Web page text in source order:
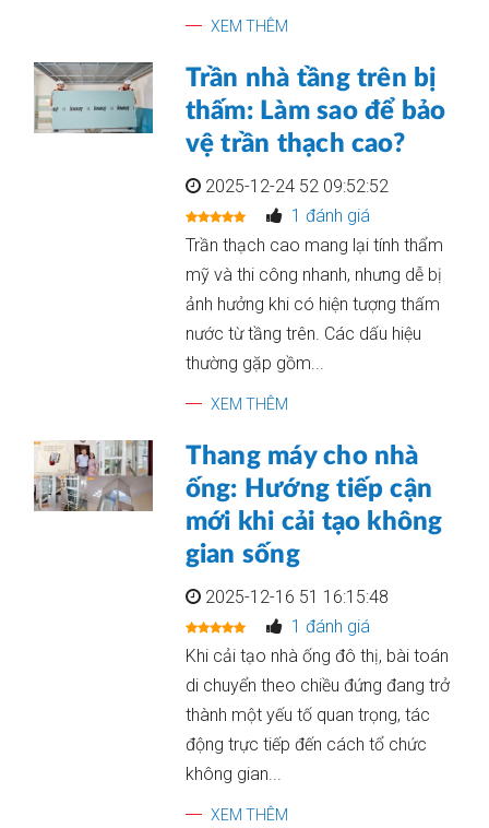
XEM THÊM
Trần nhà tầng trên bị
thấm: Làm sao để bảo
vệ trần thạch cao?
2025-12-24 52 09:52:52
1 đánh giá
Trần thạch cao mang lại tính thẩm
mỹ và thi công nhanh, nhưng dễ bị
ảnh hưởng khi có hiện tượng thấm
nước từ tầng trên. Các dấu hiệu
thường gặp gồm...
XEM THÊM
Thang máy cho nhà
ống: Hướng tiếp cận
mới khi cải tạo không
gian sống
2025-12-16 51 16:15:48
1 đánh giá
Khi cải tạo nhà ống đô thị, bài toán
di chuyển theo chiều đứng đang trở
thành một yếu tố quan trọng, tác
động trực tiếp đến cách tổ chức
không gian...
XEM THÊM